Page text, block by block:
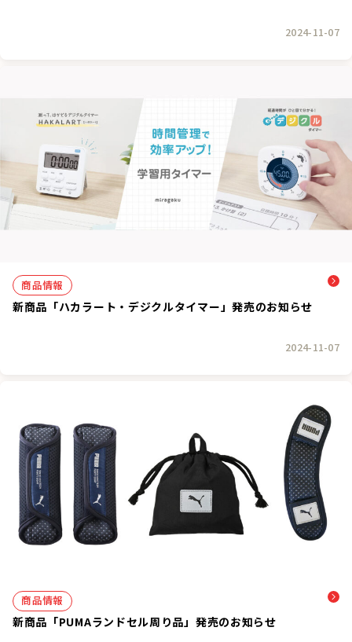
2024-11-07
商品情報
新商品「ハカラート・デジクルタイマー」発売のお知らせ
2024-11-07
商品情報
新商品「PUMAランドセル周り品」発売のお知らせ